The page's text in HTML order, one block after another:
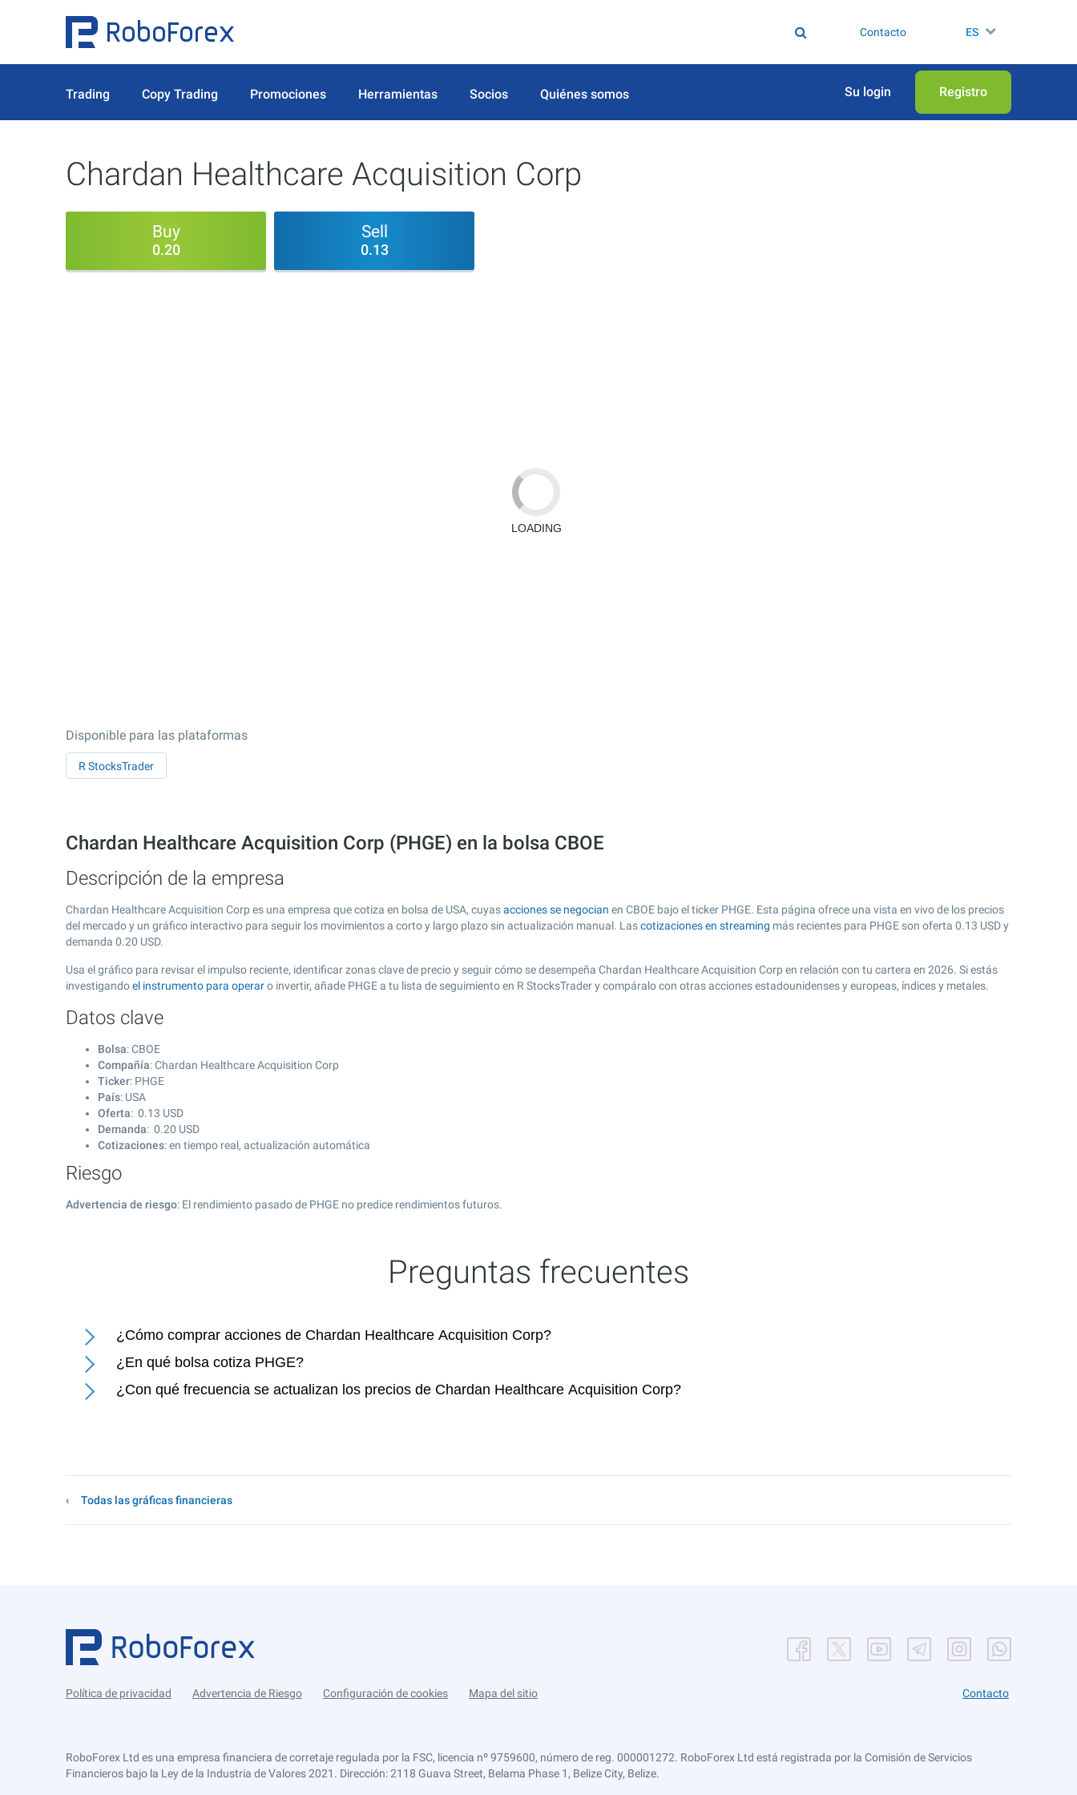
Contacto ES
Trading Copy Trading Promociones Herramientas Socios Quiénes somos Su login Registro
Chardan Healthcare Acquisition Corp
Buy
0.20
Sell
0.13
Disponible para las plataformas
R StocksTrader
Chardan Healthcare Acquisition Corp (PHGE) en la bolsa CBOE
Descripción de la empresa
Chardan Healthcare Acquisition Corp es una empresa que cotiza en bolsa de USA, cuyasacciones se negocian en CBOE bajo el ticker PHGE. Esta página ofrece una vista en vivo de los precios
del mercado y un gráfico interactivo para seguir los movimientos a corto y largo plazo sin actualización manual. Lascotizaciones en streaming más recientes para PHGE son oferta 0.13 USD y
demanda 0.20 USD.
Usa el gráfico para revisar el impulso reciente, identificar zonas clave de precio y seguir cómo se desempeña Chardan Healthcare Acquisition Corp en relación con tu cartera en 2026. Si estás
investigandoel instrumento para operaro invertir, añade PHGE a tu lista de seguimiento en R StocksTrader y compáralo con otras acciones estadounidenses y europeas, índices y metales.
Datos clave
Bolsa: CBOE
Compañía: Chardan Healthcare Acquisition Corp
Ticker: PHGE
País: USA
Oferta: 0.13 USD
Demanda: 0.20 USD
Cotizaciones: en tiempo real, actualización automática
Riesgo
Advertencia de riesgo: El rendimiento pasado de PHGE no predice rendimientos futuros.
Preguntas frecuentes
¿Cómo comprar acciones de Chardan Healthcare Acquisition Corp?
¿En qué bolsa cotiza PHGE?
¿Con qué frecuencia se actualizan los precios de Chardan Healthcare Acquisition Corp?
Todas las gráficas financieras
Política de privacidad Advertencia de Riesgo Configuración de cookies Mapa del sitio Contacto
RoboForex Ltd es una empresa financiera de corretaje regulada por la FSC, licencia nº 9759600, número de reg. 000001272. RoboForex Ltd está registrada por la Comisión de Servicios
Financieros bajo la Ley de la Industria de Valores 2021. Dirección: 2118 Guava Street, Belama Phase 1, Belize City, Belize.